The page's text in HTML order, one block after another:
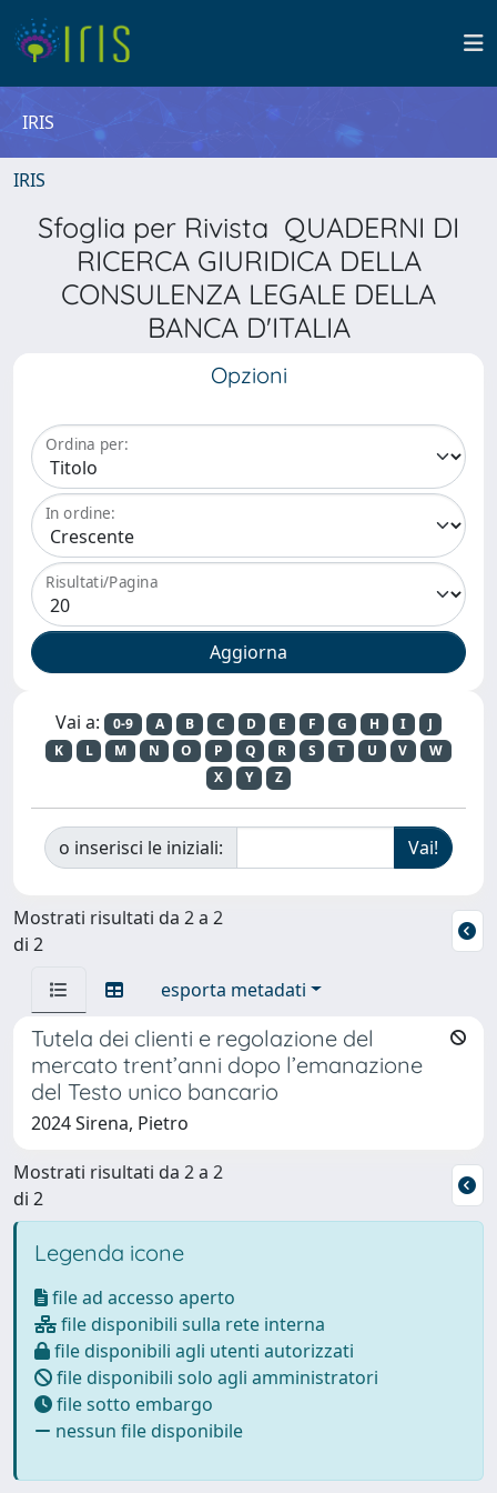
IRIS
IRIS
Sfoglia per Rivista QUADERNI DI
RICERCA GIURIDICA DELLA
CONSULENZA LEGALE DELLA
BANCA D'ITALIA
Opzioni
Ordina per:
In ordine:
Risultati/Pagina
Vai a: 0-9 A B C D E F G H I
J
K
L M N O P Q R S T U V
W
X
Y Z
o inserisci le iniziali:
Mostrati risultati da 2 a 2
di 2
esporta metadati
Tutela dei clienti e regolazione del
mercato trent’anni dopo l’emanazione
del Testo unico bancario
2024 Sirena, Pietro
Mostrati risultati da 2 a 2
di 2
Legenda icone
file ad accesso aperto
file disponibili sulla rete interna
file disponibili agli utenti autorizzati
file disponibili solo agli amministratori
file sotto embargo
nessun file disponibile